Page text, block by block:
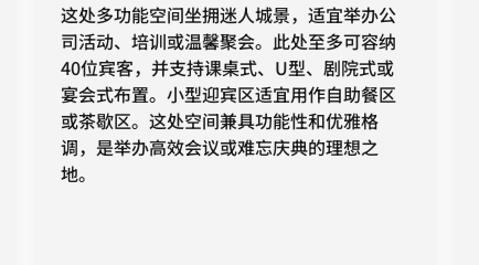
这处多功能空间坐拥迷人城景，适宜举办公
司活动、培训或温馨聚会。此处至多可容纳
40位宾客，并支持课桌式、U型、剧院式或
宴会式布置。小型迎宾区适宜用作自助餐区
或茶歇区。这处空间兼具功能性和优雅格
调，是举办高效会议或难忘庆典的理想之
地。